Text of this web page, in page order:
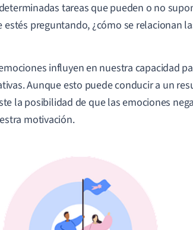
tareas que pueden o no
preguntando, ¿cómo se relacionan
influyen en nuestra capacidad
Aunque esto puede conducir a un
la posibilidad de que las emociones
motivación.